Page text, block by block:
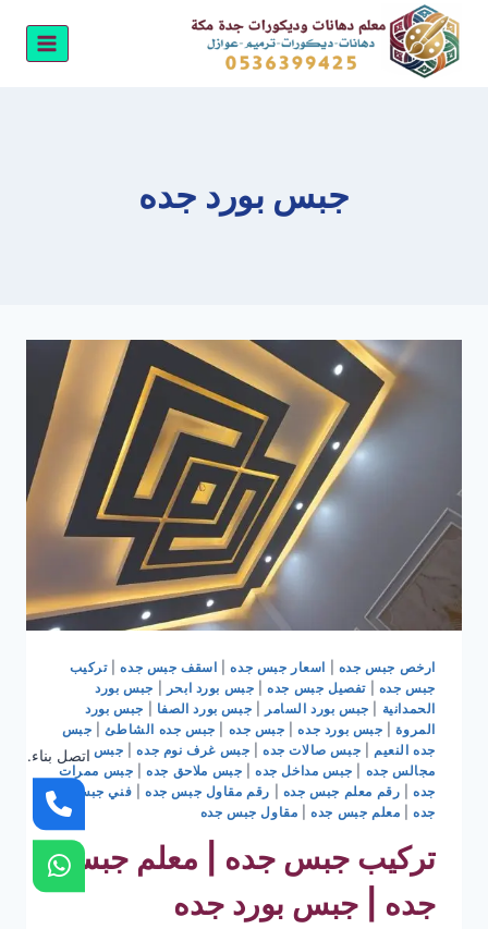
التجاوز
المحتوى
جبس بورد جده
ارخص جبس جده اسعار جبس جده| اسقف جبس جده|تركيب
جبس جده
تفصيل جبس جده| جبس بورد ابحر
جبس بورد
الحمدانية
جبس بورد السامر جبس بورد الصفا
جبس بورد
المروة| جبس بورد جده| جبس جده جبس جده الشاطئ| جبس
جده النعيم
جبس صالات جده| جبس غرف نوم جده| جبس
مجالس جده
جبس مداخل جده| جبس ملاحق جده| جبس ممرات
جده| رقم معلم جبس جده رقم مقاول جبس جده
فني جبس
جده| معلم جبس جده| مقاول جبس جده
تركيب جبس جده | معلم جبس
جده | جبس بورد جده
اتصل بناء.